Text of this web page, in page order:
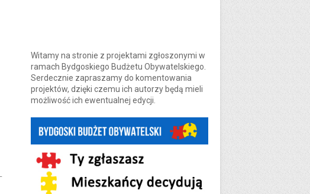
Witamy na stronie z projektami zgłoszonymi w
ramach Bydgoskiego Budżetu Obywatelskiego.
Serdecznie zapraszamy do komentowania
projektów, dzięki czemu ich autorzy będą mieli
możliwość ich ewentualnej edycji.